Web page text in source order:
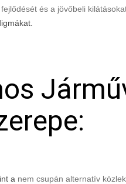
és a jövőbeli
a nem csupán alternatív